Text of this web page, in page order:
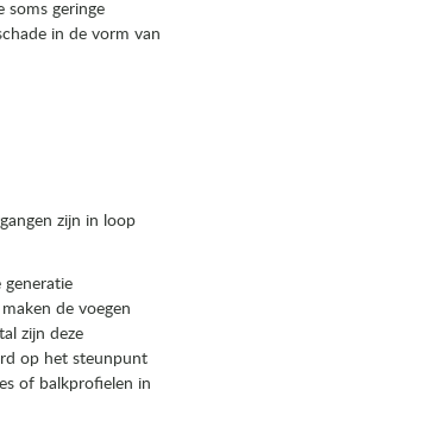
soms geringe
in de vorm van
zijn in loop
generatie
de voegen
zijn deze
op het steunpunt
of balkprofielen in